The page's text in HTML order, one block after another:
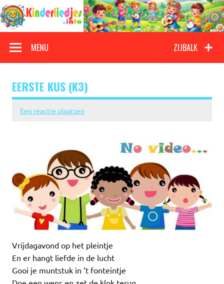
Doorgaan
naar
inhoud
Kinderliedjes
ZIJBALK
MENU
EERSTE KUS (K3)
Een reactie plaatsen
Vrijdagavond op het pleintje
En er hangt liefde in de lucht
Gooi je muntstuk in ’t fonteintje